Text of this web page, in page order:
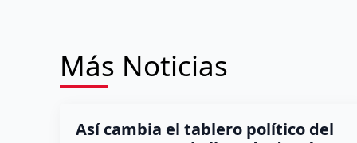
Más Noticias
Así cambia el tablero político del